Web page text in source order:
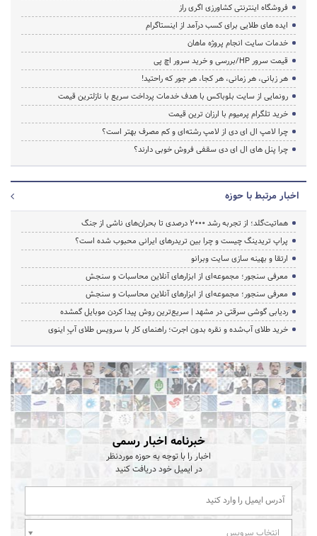
فروشگاه اینترنتی کشاورزی اگری راز
ایده های طلایی برای کسب درآمد از اینستاگرام
خدمات سایت انجام پروژه ماهان
قیمت سرور HP/بررسی و خرید سرور اچ پی
هر زبانی، هر زمانی، هر کجا، هر جور که راحتید!
رونمایی از سایت بلوباکس با هدف خدمات پرداخت سریع با نازلترین قیمت
خرید تلگرام پرمیوم با ارزان ترین قیمت
چرا لامپ ال ای دی از لامپ رشته‌ای و کم مصرف بهتر است؟
چرا پنل های ال ای دی سقفی فروش خوبی دارند؟
اخبار مرتبط با حوزه
هماتیت‌گلد؛ از تجربه رشد ۲۰۰۰ درصدی تا بحران‌های ناشی از جنگ
پراپ تریدینگ چیست و چرا بین تریدرهای ایرانی محبوب شده است؟
ارتقا و بهینه سازی سایت وبرانو
معرفی سنجور؛ مجموعه‌ای از ابزارهای آنلاین محاسبات و سنجش
معرفی سنجور؛ مجموعه‌ای از ابزارهای آنلاین محاسبات و سنجش
ردیابی گوشی سرقتی در مشهد | سریع‌ترین روش پیدا کردن موبایل گمشده
خرید طلای آب‌شده و نقره بدون اجرت؛ راهنمای کار با سرویس طلای آپِ اینوی
خبرنامه اخبار رسمی
اخبار را با توجه به حوزه موردنظر
در ایمیل خود دریافت کنید
انتخاب سرویس